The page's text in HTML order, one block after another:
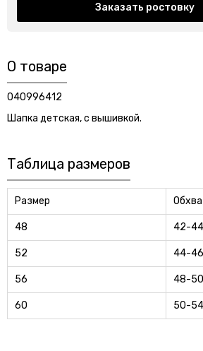
Заказать ростовку
О товаре
040996412
Шапка детская, с вышивкой.
Таблица размеров
Размер
48 42-44
52 44-46
56 48-50
60 50-54